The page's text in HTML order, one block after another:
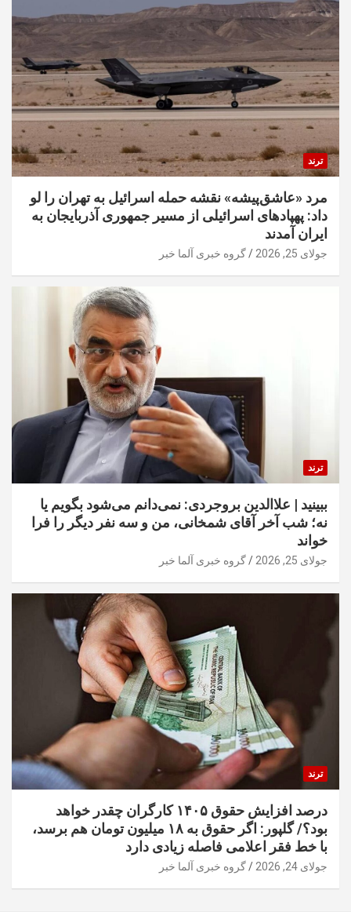
ترند
مرد «عاشق‌پیشه» نقشه حمله اسرائیل به تهران را لو
داد: پهپادهای اسرائیلی از مسیر جمهوری آذربایجان به
ایران آمدند
جولای 25, 2026 گروه خبری آلما خبر
ترند
ببینید | علاالدین بروجردی: نمی‌دانم می‌شود بگویم یا
نه؛ شب آخر آقای شمخانی، من و سه نفر دیگر را فرا
خواند
جولای 25, 2026 گروه خبری آلما خبر
ترند
درصد افزایش حقوق ۱۴۰۵ کارگران چقدر خواهد
بود؟/ گلپور: اگر حقوق به ۱۸ میلیون تومان هم برسد،
با خط فقر اعلامی فاصله زیادی دارد
جولای 24, 2026 گروه خبری آلما خبر